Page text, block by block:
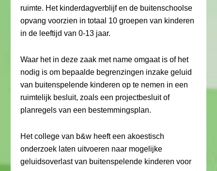
ruimte. Het kinderdagverblijf en de buitenschoolse
opvang voorzien in totaal 10 groepen van kinderen
in de leeftijd van 0-13 jaar.
Waar het in deze zaak met name omgaat is of het
nodig is om bepaalde begrenzingen inzake geluid
van buitenspelende kinderen op te nemen in een
ruimtelijk besluit, zoals een projectbesluit of
planregels van een bestemmingsplan.
Het college van b&w heeft een akoestisch
onderzoek laten uitvoeren naar mogelijke
geluidsoverlast van buitenspelende kinderen voor